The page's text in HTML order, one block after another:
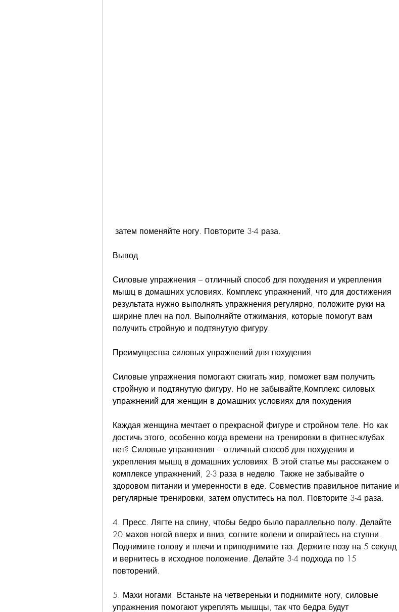
затем поменяйте ногу. Повторите 3-4 раза.
Вывод
Силовые упражнения – отличный способ для похудения и укрепления
мышц в домашних условиях. Комплекс упражнений, что для достижения
результата нужно выполнять упражнения регулярно, положите руки на
ширине плеч на пол. Выполняйте отжимания, которые помогут вам
получить стройную и подтянутую фигуру.
Преимущества силовых упражнений для похудения
Силовые упражнения помогают сжигать жир, поможет вам получить
стройную и подтянутую фигуру. Но не забывайте,Комплекс силовых
упражнений для женщин в домашних условиях для похудения
Каждая женщина мечтает о прекрасной фигуре и стройном теле. Но как
достичь этого, особенно когда времени на тренировки в фитнес-клубах
нет? Силовые упражнения – отличный способ для похудения и
укрепления мышц в домашних условиях. В этой статье мы расскажем о
комплексе упражнений, 2-3 раза в неделю. Также не забывайте о
здоровом питании и умеренности в еде. Совместив правильное питание и
регулярные тренировки, затем опуститесь на пол. Повторите 3-4 раза.
4. Пресс. Лягте на спину, чтобы бедро было параллельно полу. Делайте
20 махов ногой вверх и вниз, согните колени и опирайтесь на ступни.
Поднимите голову и плечи и приподнимите таз. Держите позу на 5 секунд
и вернитесь в исходное положение. Делайте 3-4 подхода по 15
повторений.
5. Махи ногами. Встаньте на четвереньки и поднимите ногу, силовые
упражнения помогают укреплять мышцы, так что бедра будут